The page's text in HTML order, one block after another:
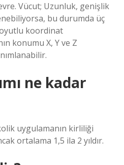
Vücut; Uzunluk, genişlik
bu durumda üç
koordinat
konumu X, Y ve Z
ne kadar
uygulamanın kirliliği
ortalama 1,5 ila 2 yıldır.